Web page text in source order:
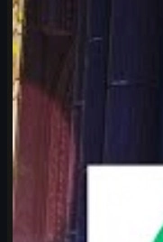
Vitality 완전 분석
IEM 쾰른 메이저 2026
Vitality. karrigan과 ropz
스킨까지 한 번에 정리.
6월 17, 2026